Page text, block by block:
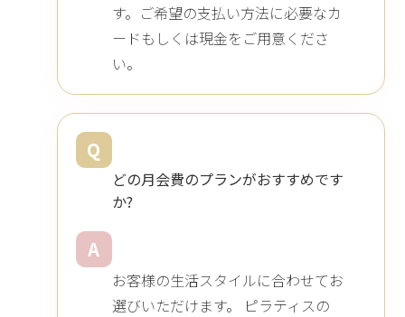
す。ご希望の支払い方法に必要なカ
ードもしくは現金をご用意くださ
い。
Q
どの月会費のプランがおすすめです
か?
A
お客様の生活スタイルに合わせてお
選びいただけます。 ピラティスの